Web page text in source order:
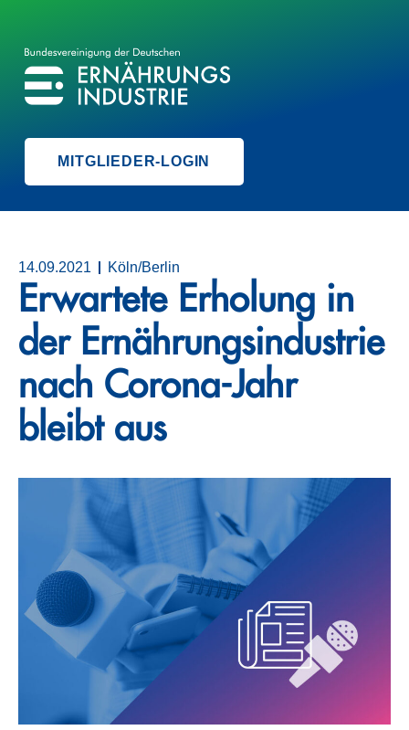
BVE
BUNDESVEREINIGUNG DER ERNÄHRUNGSINDUSTRIE
MITGLIEDER-LOGIN
14.09.2021 Köln/Berlin
Erwartete Erholung in
der Ernährungsindustrie
nach Corona-Jahr
bleibt aus